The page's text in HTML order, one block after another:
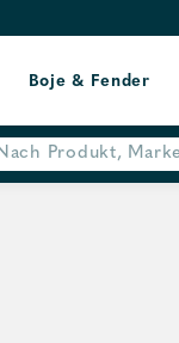
Boje & Fender